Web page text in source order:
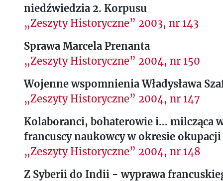
niedźwiedzia 2. Korpusu
„Zeszyty Historyczne” 2003, nr 143
Sprawa Marcela Prenanta
„Zeszyty Historyczne” 2004, nr 150
Wojenne wspomnienia Władysława
„Zeszyty Historyczne” 2004, nr 147
Kolaboranci, bohaterowie i... milcząca
francuscy naukowcy w okresie okupacji
„Zeszyty Historyczne” 2004, nr 148
Z Syberii do Indii - wyprawa